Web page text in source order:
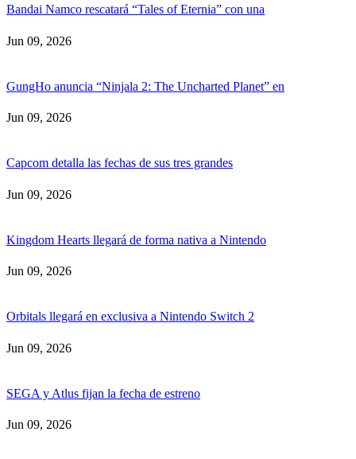
Bandai Namco rescatará “Tales of Eternia” con una
Jun 09, 2026
GungHo anuncia “Ninjala 2: The Uncharted Planet” en
Jun 09, 2026
Capcom detalla las fechas de sus tres grandes
Jun 09, 2026
Kingdom Hearts llegará de forma nativa a Nintendo
Jun 09, 2026
Orbitals llegará en exclusiva a Nintendo Switch 2
Jun 09, 2026
SEGA y Atlus fijan la fecha de estreno
Jun 09, 2026